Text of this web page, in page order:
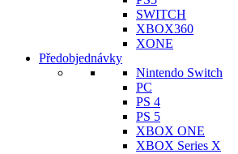
SWITCH
XBOX360
XONE
Předobjednávky
Nintendo Switch
PC
PS 4
PS 5
XBOX ONE
XBOX Series X